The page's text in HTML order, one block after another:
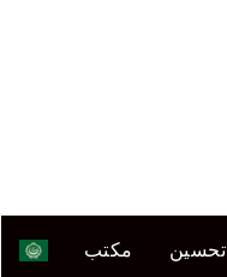
تحسين مكتب